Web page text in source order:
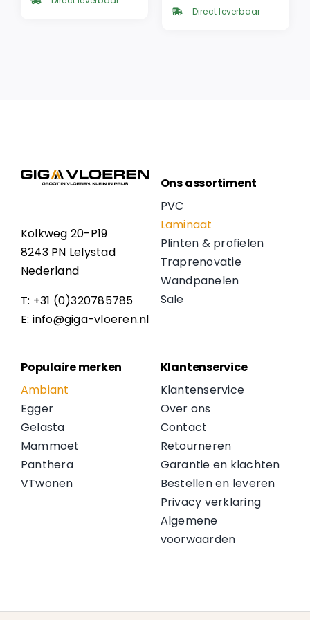
was:
is: Direct leverbaar
Kolkweg 20-P19
8243 PN Lelystad
Nederland
T: +31 (0)320785785
E: info@giga-vloeren.nl
Ons assortiment
PVC
Laminaat
Plinten & profielen
Traprenovatie
Wandpanelen
Sale
Populaire merken
Ambiant
Egger
Gelasta
Mammoet
Panthera
VTwonen
Klantenservice
Klantenservice
Over ons
Contact
Retourneren
Garantie en klachten
Bestellen en leveren
Privacy verklaring
Algemene
voorwaarden